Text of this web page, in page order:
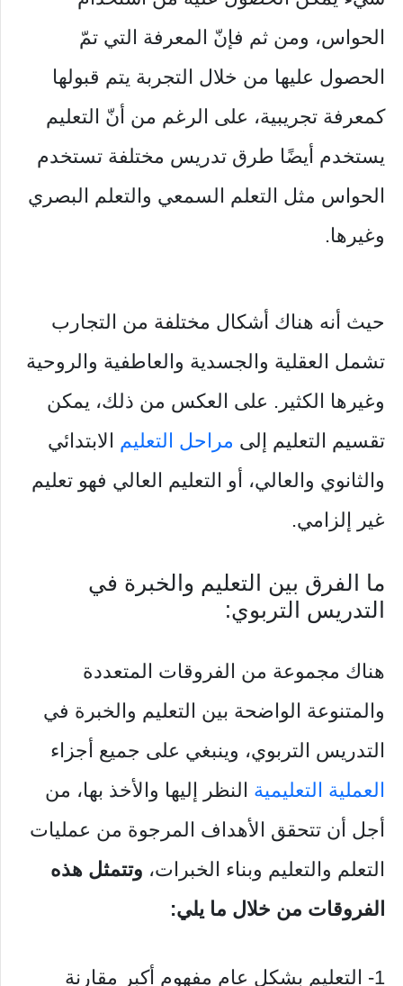
الحواس، ومن ثم فإنّ المعرفة التي تمّ
الحصول عليها من خلال التجربة يتم قبولها
كمعرفة تجريبية، على الرغم من أنّ التعليم
يستخدم أيضًا طرق تدريس مختلفة تستخدم
الحواس مثل التعلم السمعي والتعلم البصري
وغيرها.
حيث أنه هناك أشكال مختلفة من التجارب
تشمل العقلية والجسدية والعاطفية والروحية
وغيرها الكثير. على العكس من ذلك، يمكن
تقسيم التعليم إلى مراحل التعليم الابتدائي
والثانوي والعالي، أو التعليم العالي فهو تعليم
غير إلزامي.
ما الفرق بين التعليم والخبرة في
التدريس التربوي:
هناك مجموعة من الفروقات المتعددة
والمتنوعة الواضحة بين التعليم والخبرة في
التدريس التربوي، وينبغي على جميع أجزاء
العملية التعليمية النظر إليها والأخذ بها، من
أجل أن تتحقق الأهداف المرجوة من عمليات
التعلم والتعليم وبناء الخبرات، وتتمثل هذه
الفروقات من خلال ما يلي:
1- التعليم بشكل عام مفهوم أكبر مقارنة